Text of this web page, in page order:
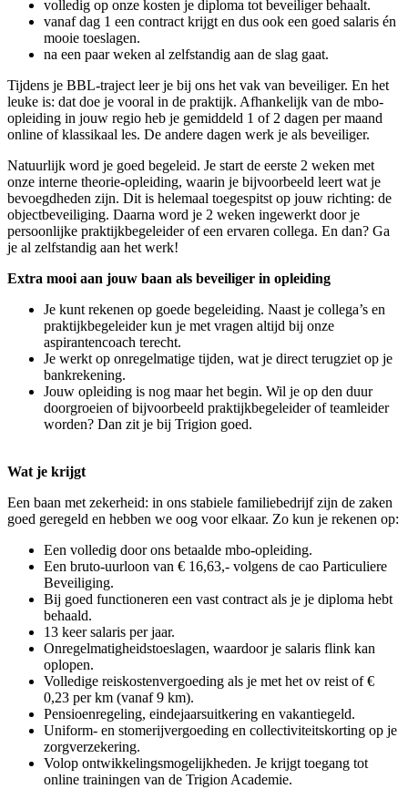
volledig op onze kosten je diploma tot beveiliger behaalt.
vanaf dag 1 een contract krijgt en dus ook een goed salaris én
mooie toeslagen.
na een paar weken al zelfstandig aan de slag gaat.
Tijdens je BBL-traject leer je bij ons het vak van beveiliger. En het
leuke is: dat doe je vooral in de praktijk. Afhankelijk van de mbo-
opleiding in jouw regio heb je gemiddeld 1 of 2 dagen per maand
online of klassikaal les. De andere dagen werk je als beveiliger.
Natuurlijk word je goed begeleid. Je start de eerste 2 weken met
onze interne theorie-opleiding, waarin je bijvoorbeeld leert wat je
bevoegdheden zijn. Dit is helemaal toegespitst op jouw richting: de
objectbeveiliging. Daarna word je 2 weken ingewerkt door je
persoonlijke praktijkbegeleider of een ervaren collega. En dan? Ga
je al zelfstandig aan het werk!
Extra mooi aan jouw baan als beveiliger in opleiding
Je kunt rekenen op goede begeleiding. Naast je collega’s en
praktijkbegeleider kun je met vragen altijd bij onze
aspirantencoach terecht.
Je werkt op onregelmatige tijden, wat je direct terugziet op je
bankrekening.
Jouw opleiding is nog maar het begin. Wil je op den duur
doorgroeien of bijvoorbeeld praktijkbegeleider of teamleider
worden? Dan zit je bij Trigion goed.
Wat je krijgt
Een baan met zekerheid: in ons stabiele familiebedrijf zijn de zaken
goed geregeld en hebben we oog voor elkaar. Zo kun je rekenen op:
Een volledig door ons betaalde mbo-opleiding.
Een bruto-uurloon van € 16,63,- volgens de cao Particuliere
Beveiliging.
Bij goed functioneren een vast contract als je je diploma hebt
behaald.
13 keer salaris per jaar.
Onregelmatigheidstoeslagen, waardoor je salaris flink kan
oplopen.
Volledige reiskostenvergoeding als je met het ov reist of €
0,23 per km (vanaf 9 km).
Pensioenregeling, eindejaarsuitkering en vakantiegeld.
Uniform- en stomerijvergoeding en collectiviteitskorting op je
zorgverzekering.
Volop ontwikkelingsmogelijkheden. Je krijgt toegang tot
online trainingen van de Trigion Academie.